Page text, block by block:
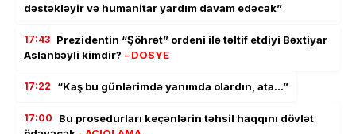
dəstəkləyir və humanitar yardım davam edəcək”
17:43 Prezidentin “Şöhrət” ordeni ilə təltif etdiyi Bəxtiyar
Aslanbəyli kimdir? - DOSYE
17:22 “Kaş bu günlərimdə yanımda olardın, ata…”
17:00
Bu prosedurları keçənlərin təhsil haqqını dövlət